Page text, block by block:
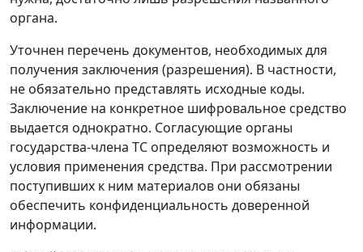
органа.
Уточнен перечень документов, необходимых для
получения заключения (разрешения). В частности,
не обязательно представлять исходные коды.
Заключение на конкретное шифровальное средство
выдается однократно. Согласующие органы
государства-члена ТС определяют возможность и
условия применения средства. При рассмотрении
поступивших к ним материалов они обязаны
обеспечить конфиденциальность доверенной
информации.